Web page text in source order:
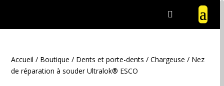
Accueil / Boutique / Dents et porte-dents / Chargeuse / Nez
de réparation à souder Ultralok® ESCO